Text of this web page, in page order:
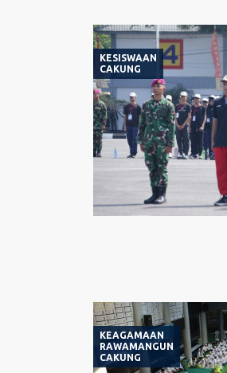
KESISWAAN
CAKUNG
KEAGAMAAN
RAWAMANGUN
CAKUNG